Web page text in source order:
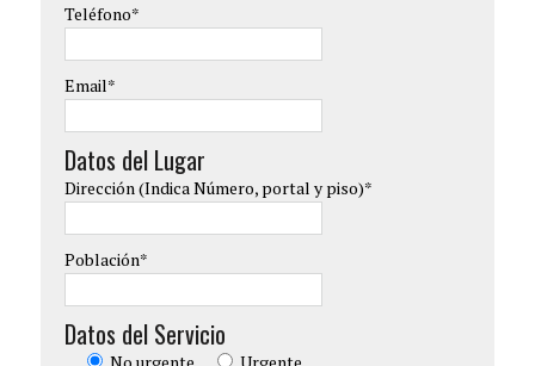
Teléfono*
Email*
Datos del Lugar
Dirección (Indica Número, portal y piso)*
Población*
Datos del Servicio